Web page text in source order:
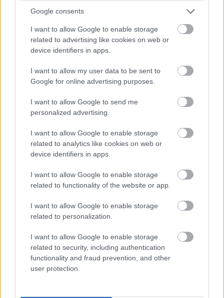
Google consents
I want to allow Google to enable storage
related to advertising like cookies on web or
device identifiers in apps.
I want to allow my user data to be sent to
Google for online advertising purposes.
I want to allow Google to send me
personalized advertising.
I want to allow Google to enable storage
related to analytics like cookies on web or
device identifiers in apps.
I want to allow Google to enable storage
related to functionality of the website or app.
I want to allow Google to enable storage
related to personalization.
I want to allow Google to enable storage
related to security, including authentication
functionality and fraud prevention, and other
user protection.
használni benne mindkét kártyát, teljeskörűen. A
második negyedévben érkező Desire 816-hoz
meglehetősen versenyképes árat ígér az HTC. Bár a
készülék a középkategóriában indul, gyakorlatilag
Továbbihíreink az MWC-ről.
Aloysius Low
Pulzusméréssel segíti a biztonságos mozgást az új
4 és egy 8 km-es egészségügyi tanösvény nyílt
Balatonalmádiban.
#mwc 2014